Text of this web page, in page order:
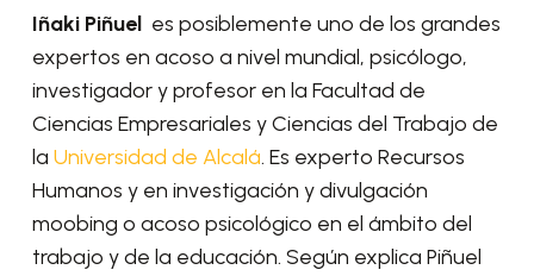
Iñaki Piñuel es posiblemente uno de los grandes
expertos en acoso a nivel mundial, psicólogo,
investigador y profesor en la Facultad de
Ciencias Empresariales y Ciencias del Trabajo de
la Universidad de Alcalá. Es experto Recursos
Humanos y en investigación y divulgación
moobing o acoso psicológico en el ámbito del
trabajo y de la educación. Según explica Piñuel